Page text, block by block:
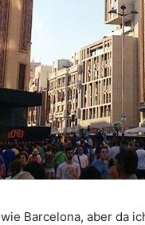
Barcelona, aber da